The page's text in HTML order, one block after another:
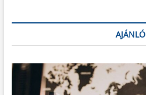
AJÁNLÓ